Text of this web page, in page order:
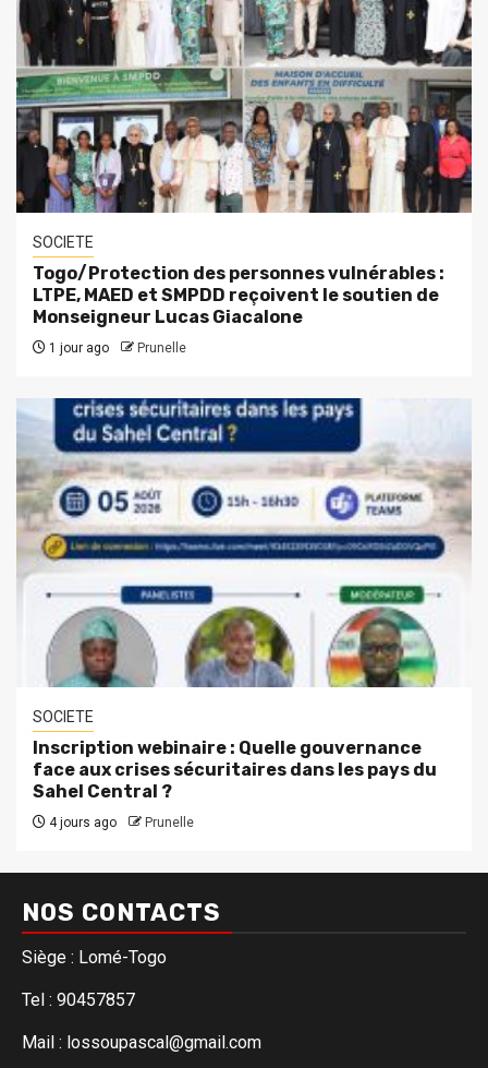
SOCIETE
Togo/Protection des personnes vulnérables :
LTPE, MAED et SMPDD reçoivent le soutien de
Monseigneur Lucas Giacalone
1 jour ago Prunelle
SOCIETE
Inscription webinaire : Quelle gouvernance
face aux crises sécuritaires dans les pays du
Sahel Central ?
4 jours ago Prunelle
NOS CONTACTS
Siège : Lomé-Togo
Tel : 90457857
Mail : lossoupascal@gmail.com